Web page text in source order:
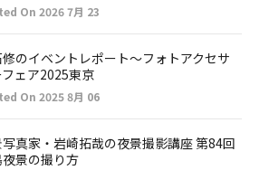
On 2026 7月 23
修のイベントレポート～フォトアクセサ
フェア2025東京
On 2025 8月 06
写真家・岩崎拓哉の夜景撮影講座 第84回
景の撮り方